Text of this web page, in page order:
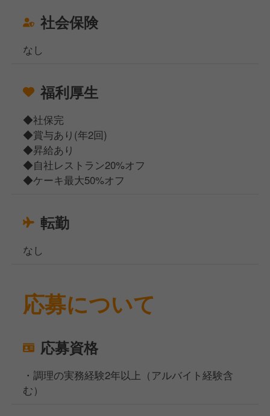
社会保険
なし
福利厚生
◆社保完
◆賞与あり(年2回)
◆昇給あり
◆自社レストラン20%オフ
◆ケーキ最大50%オフ
転勤
なし
応募について
応募資格
・調理の実務経験2年以上（アルバイト経験含
む）